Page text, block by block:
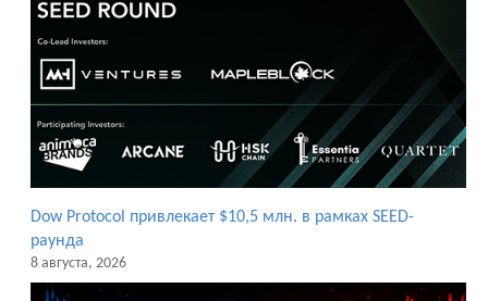
Dow Protocol привлекает $10,5 млн. в рамках SEED-
раунда
8 августа, 2026